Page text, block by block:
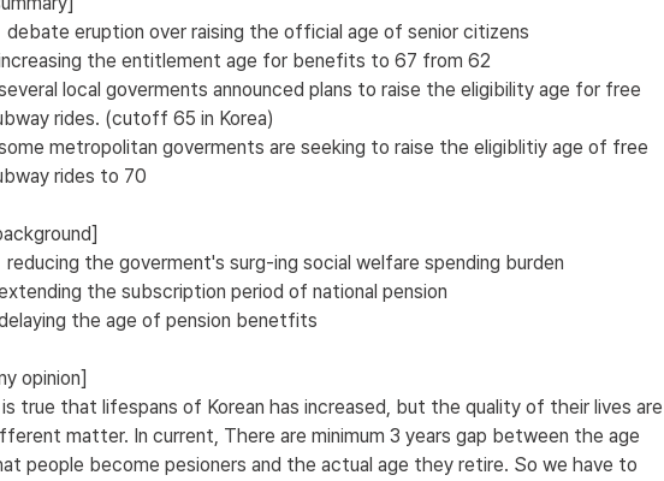
debate eruption over raising the official age of senior citizens
the entitlement age for benefits to 67 from 62
local goverments announced plans to raise the eligibility age for free
rides. (cutoff 65 in Korea)
metropolitan goverments are seeking to raise the eligiblitiy age of free
rides to 70
reducing the goverment's surg-ing social welfare spending burden
the subscription period of national pension
the age of pension benetfits
opinion]
true that lifespans of Korean has increased, but the quality of their lives are
matter. In current, There are minimum 3 years gap between the age
people become pesioners and the actual age they retire. So we have to